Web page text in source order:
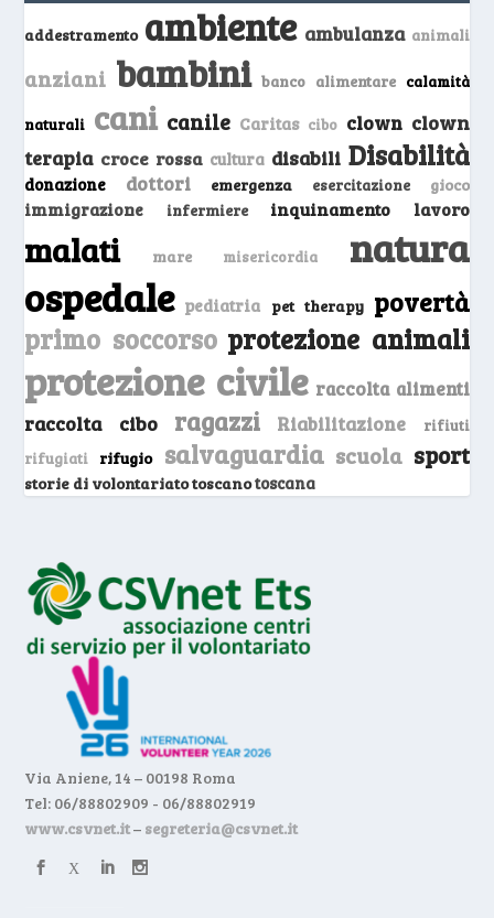
addestramento ambiente ambulanza animali
anziani bambini banco alimentare calamità
naturali cani canile Caritas cibo clown clown
terapia croce rossa cultura disabili Disabilità
donazione dottori emergenza esercitazione gioco
immigrazione infermiere inquinamento lavoro
malati mare misericordia natura
ospedale pediatria pet therapy povertà
primo soccorso protezione animali
protezione civile raccolta alimenti
raccolta cibo ragazzi Riabilitazione
rifiuti
rifugiati
rifugio salvaguardia scuola sport
storie di volontariato toscanotoscana
Via Aniene, 14 – 00198 Roma
Tel: 06/88802909 - 06/88802919
www.csvnet.it– segreteria@csvnet.it